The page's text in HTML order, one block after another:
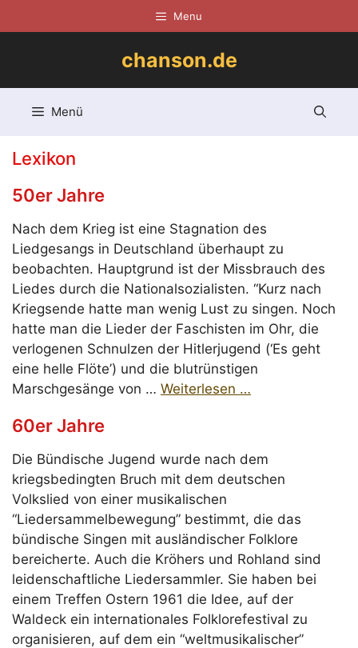
Inhalt
Menu
chanson.de
Menü
Lexikon
50er Jahre
Nach dem Krieg ist eine Stagnation des
Liedgesangs in Deutschland überhaupt zu
beobachten. Hauptgrund ist der Missbrauch des
Liedes durch die Nationalsozialisten. “Kurz nach
Kriegsende hatte man wenig Lust zu singen. Noch
hatte man die Lieder der Faschisten im Ohr, die
verlogenen Schnulzen der Hitlerjugend (‘Es geht
eine helle Flöte’) und die blutrünstigen
Marschgesänge von … Weiterlesen …
60er Jahre
Die Bündische Jugend wurde nach dem
kriegsbedingten Bruch mit dem deutschen
Volkslied von einer musikalischen
“Liedersammelbewegung” bestimmt, die das
bündische Singen mit ausländischer Folklore
bereicherte. Auch die Kröhers und Rohland sind
leidenschaftliche Liedersammler. Sie haben bei
einem Treffen Ostern 1961 die Idee, auf der
Waldeck ein internationales Folklorefestival zu
organisieren, auf dem ein “weltmusikalischer”